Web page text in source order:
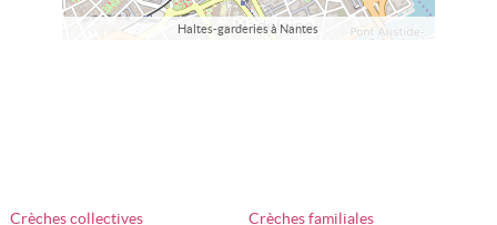
Haltes-garderies à Nantes
Crèches collectives
Crèches familiales